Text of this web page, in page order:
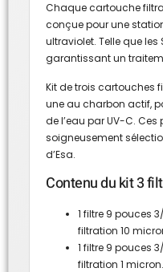
Chaque cartouche
conçue pour une
ultraviolet. Telle que
garantissant un
Kit de trois cartouches
une au charbon actif,
de l’eau par UV-C.
soigneusement
d’Esa.
Contenu du kit 3
1 filtre 9 pouces
filtration 10
1 filtre 9 pouces
filtration 1 micron.